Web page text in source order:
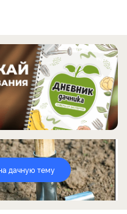
дачную тему